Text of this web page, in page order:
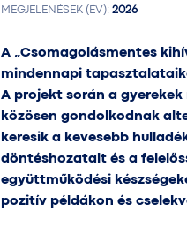
MEGJELENÉSEK (ÉV): 2026
A „Csomagolásmentes
mindennapi
A projekt során a
közösen gondolkodnak
keresik a kevesebb
döntéshozatalt és a
együttműködési
pozitív példákon és